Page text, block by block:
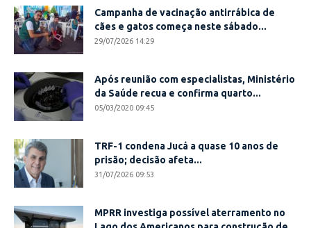
Campanha de vacinação antirrábica de
cães e gatos começa neste sábado...
29/07/2026 14:29
Após reunião com especialistas, Ministério
da Saúde recua e confirma quarto...
05/03/2020 09:45
TRF-1 condena Jucá a quase 10 anos de
prisão; decisão afeta...
31/07/2026 09:53
MPRR investiga possível aterramento no